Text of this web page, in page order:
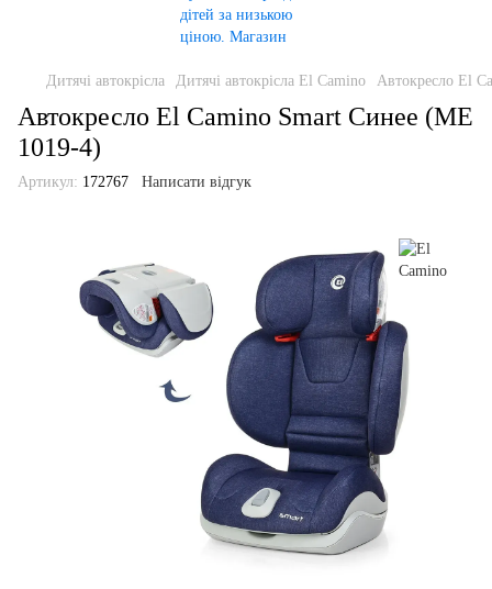
Дитячі автокрісла Дитячі автокрісла El Camino Автокресло El
Автокресло El Camino Smart Синее (ME
1019-4)
Артикул: 172767 Написати відгук